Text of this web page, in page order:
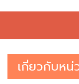
เกี่ยวกับหน่